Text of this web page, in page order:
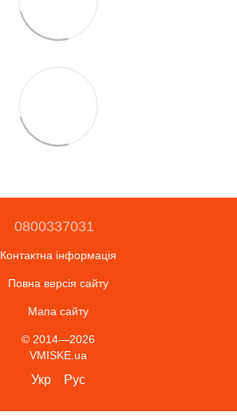
0800337031
Контактна інформація
Повна версія сайту
Мапа сайту
© 2014—2026
VMISKE.ua
Укр Рус